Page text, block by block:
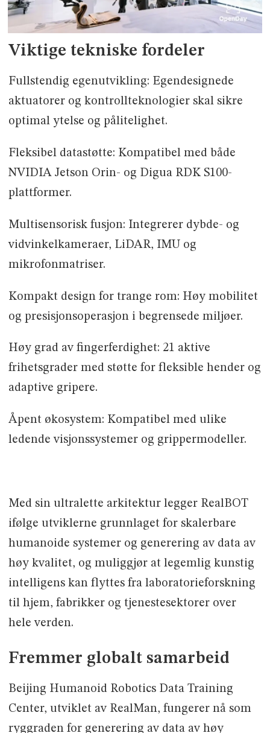
Viktige tekniske fordeler
Fullstendig egenutvikling: Egendesignede
aktuatorer og kontrollteknologier skal sikre
optimal ytelse og pålitelighet.
Fleksibel datastøtte: Kompatibel med både
NVIDIA Jetson Orin- og Digua RDK S100-
plattformer.
Multisensorisk fusjon: Integrerer dybde- og
vidvinkelkameraer, LiDAR, IMU og
mikrofonmatriser.
Kompakt design for trange rom: Høy mobilitet
og presisjonsoperasjon i begrensede miljøer.
Høy grad av fingerferdighet: 21 aktive
frihetsgrader med støtte for fleksible hender og
adaptive gripere.
Åpent økosystem: Kompatibel med ulike
ledende visjonssystemer og grippermodeller.
Med sin ultralette arkitektur legger RealBOT
ifølge utviklerne grunnlaget for skalerbare
humanoide systemer og generering av data av
høy kvalitet, og muliggjør at legemlig kunstig
intelligens kan flyttes fra laboratorieforskning
til hjem, fabrikker og tjenestesektorer over
hele verden.
Fremmer globalt samarbeid
Beijing Humanoid Robotics Data Training
Center, utviklet av RealMan, fungerer nå som
ryggraden for generering av data av høy